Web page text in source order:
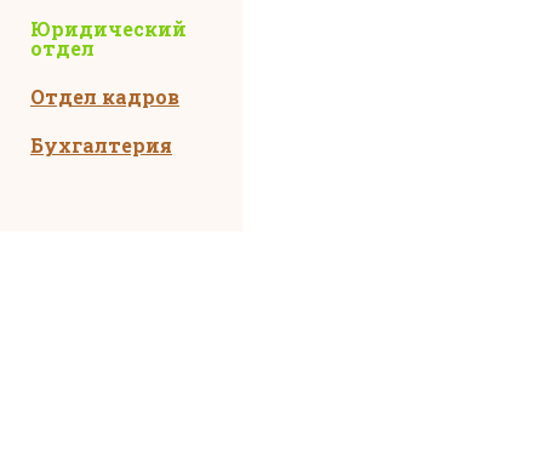
Юридический
отдел
Отдел кадров
Бухгалтерия